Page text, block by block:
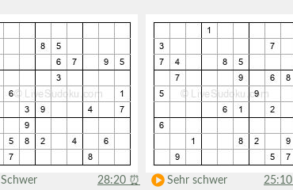
Schwer 28:20 ⏰ Sehr schwer 25:10